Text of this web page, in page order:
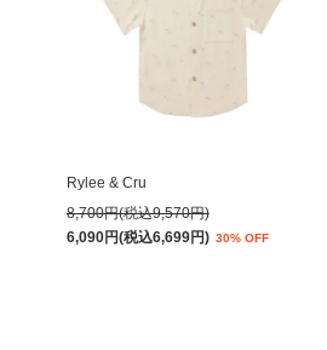
Rylee & Cru
8,700円(税込9,570円)
6,090円(税込6,699円) 30% OFF